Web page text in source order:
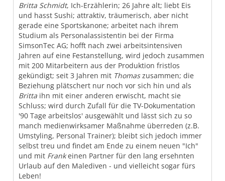
Britta Schmidt, Ich-Erzählerin; 26 Jahre alt; liebt Eis
und hasst Sushi; attraktiv, träumerisch, aber nicht
gerade eine Sportskanone; arbeitet nach ihrem
Studium als Personalassistentin bei der Firma
SimsonTec AG; hofft nach zwei arbeitsintensiven
Jahren auf eine Festanstellung, wird jedoch zusammen
mit 200 Mitarbeitern aus der Produktion fristlos
gekündigt; seit 3 Jahren mit Thomaszusammen; die
Beziehung plätschert nur noch vor sich hin und als
Britta ihn mit einer anderen erwischt, macht sie
Schluss; wird durch Zufall für die TV-Dokumentation
'90 Tage arbeitslos' ausgewählt und lässt sich zu so
manch medienwirksamer Maßnahme überreden (z.B.
Umstyling, Personal Trainer); bleibt sich jedoch immer
selbst treu und findet am Ende zu einem neuen "Ich"
und mit Frankeinen Partner für den lang ersehnten
Urlaub auf den Malediven - und vielleicht sogar fürs
Leben!